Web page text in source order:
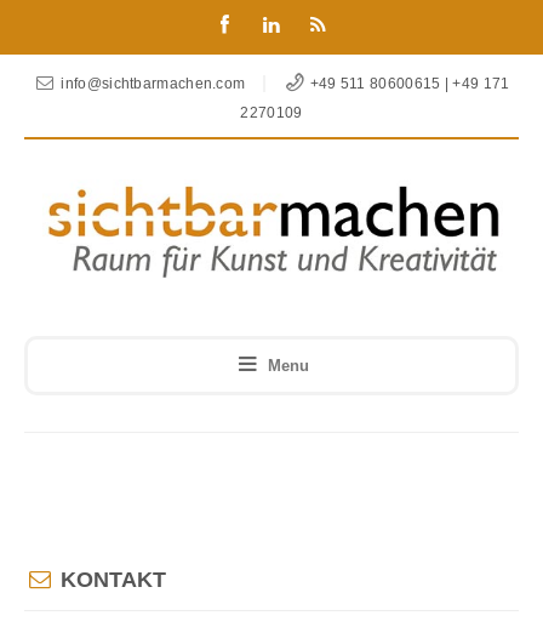
info@sichtbarmachen.com
+49 511 80600615 | +49 171
2270109
Menu
KONTAKT